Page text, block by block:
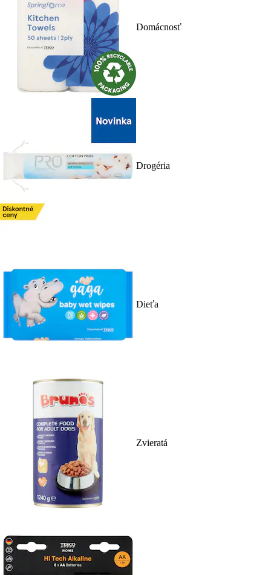
Domácnosť
Drogéria
Dieťa
Zvieratá